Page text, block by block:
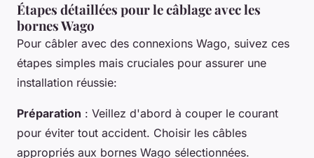
Étapes détaillées pour le câblage avec les
bornes Wago
Pour câbler avec des connexions Wago, suivez ces
étapes simples mais cruciales pour assurer une
installation réussie:
Préparation : Veillez d'abord à couper le courant
pour éviter tout accident. Choisir les câbles
appropriés aux bornes Wago sélectionnées.